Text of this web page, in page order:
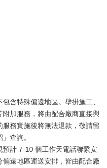
含特殊偏遠地區。壁掛施工、
加服務，將由配合廠商直接與
務實施後將無法退款，敬請留
」查詢。
計 7-10 個工作天電話聯繫安
遠地區運送安排，皆由配合廠